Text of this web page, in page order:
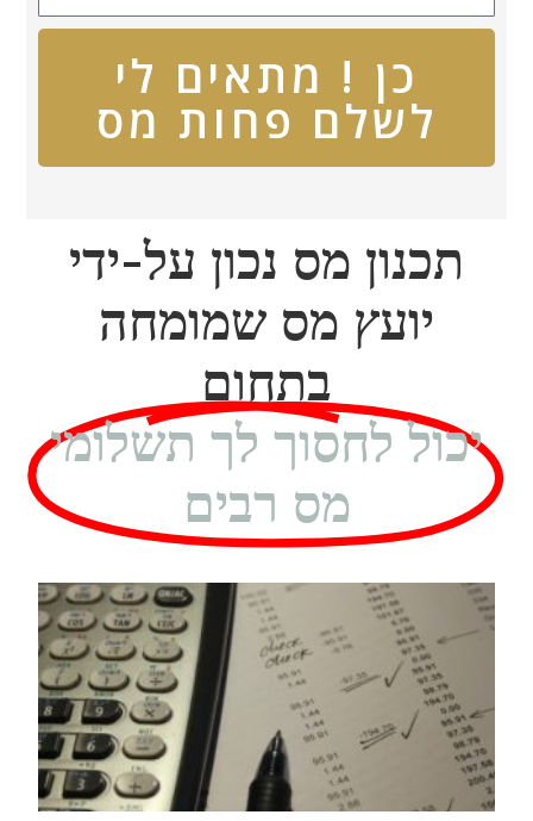
כן ! מתאים לי
לשלם פחות מס
תכנון מס נכון על-ידי
יועץ מס שמומחה
בתחום
יכול לחסוך לך תשלומי
מס רבים